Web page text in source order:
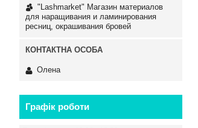
"Lashmarket" Магазин материалов
для наращивания и ламинирования
ресниц, окрашивания бровей
Олена
Графік роботи